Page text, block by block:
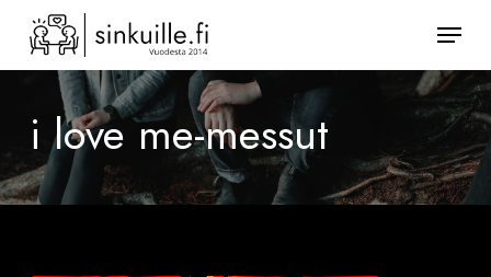
Skip
main
contenti love me-messut
Sulje